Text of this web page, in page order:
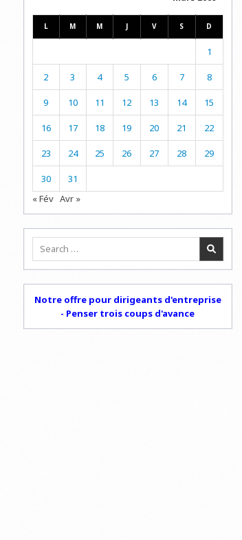
L M M J V S D
1
2 3 4 5 6 7 8
9 10 11 12 13 14 15
16 17 18 19 20 21 22
23 24 25 26 27 28 29
30
31
« Fév Avr »
Search
Notre offre pour dirigeants d'entreprise
- Penser trois coups d'avance